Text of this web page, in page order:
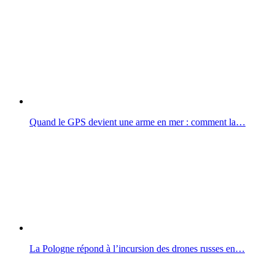
Quand le GPS devient une arme en mer : comment la…
La Pologne répond à l’incursion des drones russes en…